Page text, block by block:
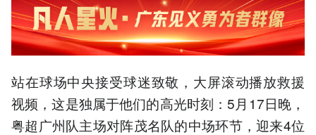
站在球场中央接受球迷致敬，大屏滚动播放救援
视频，这是独属于他们的高光时刻：5月17日晚，
粤超广州队主场对阵茂名队的中场环节，迎来4位